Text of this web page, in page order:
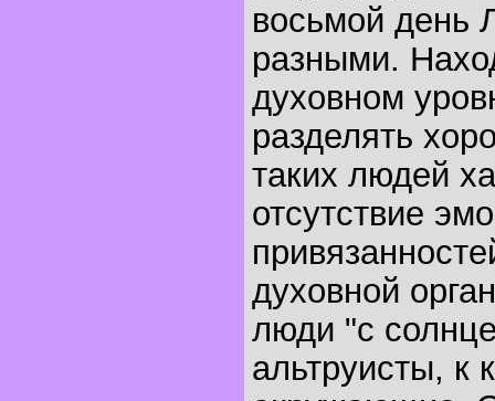
восьмой день
разными.
духовном
разделять
таких людей
отсутствие
духовной
люди "с
альтруисты, к